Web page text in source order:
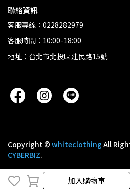
取消加入購物車
聯絡資訊
客服專線：0228282979
客服時間：10:00-18:00
地址：台北市北投區建民路15號
Copyright © whiteclothing All
CYBERBIZ.